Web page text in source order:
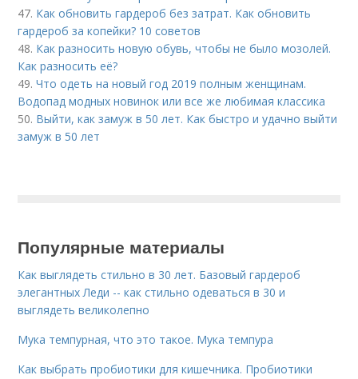
47. Как обновить гардероб без затрат. Как обновить
гардероб за копейки? 10 советов
48. Как разносить новую обувь, чтобы не было мозолей.
Как разносить её?
49.Что одеть на новый год 2019 полным женщинам.
Водопад модных новинок или все же любимая классика
50. Выйти, как замуж в 50 лет. Как быстро и удачно выйти
замуж в 50 лет
Популярные материалы
Как выглядеть стильно в 30 лет. Базовый гардероб
элегантных Леди -- как стильно одеваться в 30 и
выглядеть великолепно
Мука темпурная, что это такое. Мука темпура
Как выбрать пробиотики для кишечника. Пробиотики